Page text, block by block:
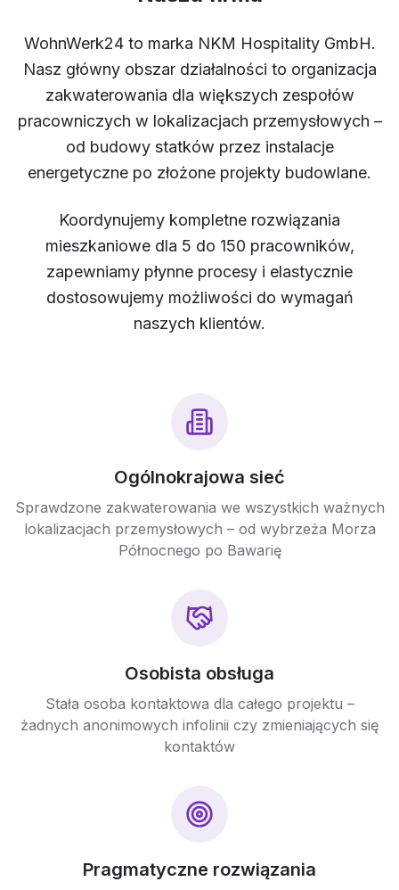
WohnWerk24 to marka NKM Hospitality GmbH.
Nasz główny obszar działalności to organizacja
zakwaterowania dla większych zespołów
pracowniczych w lokalizacjach przemysłowych –
od budowy statków przez instalacje
energetyczne po złożone projekty budowlane.
Koordynujemy kompletne rozwiązania
mieszkaniowe dla 5 do 150 pracowników,
zapewniamy płynne procesy i elastycznie
dostosowujemy możliwości do wymagań
naszych klientów.
Ogólnokrajowa sieć
Sprawdzone zakwaterowania we wszystkich ważnych
lokalizacjach przemysłowych – od wybrzeża Morza
Północnego po Bawarię
Osobista obsługa
Stała osoba kontaktowa dla całego projektu –
żadnych anonimowych infolinii czy zmieniających się
kontaktów
Pragmatyczne rozwiązania